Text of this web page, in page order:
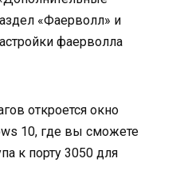
«Фаерволл» и
фаерволла
откроется окно
10, где вы сможете
к порту 3050 для